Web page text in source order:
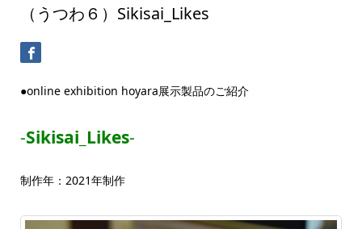
（うつわ６）Sikisai_Likes
●online exhibition hoyara展示製品のご紹介
‐Sikisai _Likes‐
制作年：2021年制作